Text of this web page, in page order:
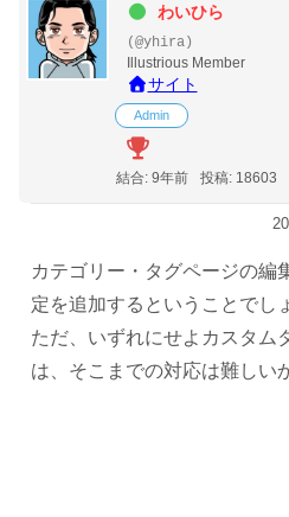
わいひら
(@yhira)
Illustrious Member
サイト
Admin
結合: 9年前 投稿: 18603
カテゴリー・タグページの編
定を追加するということでし
ただ、いずれにせよカスタム
は、そこまでの対応は難しい